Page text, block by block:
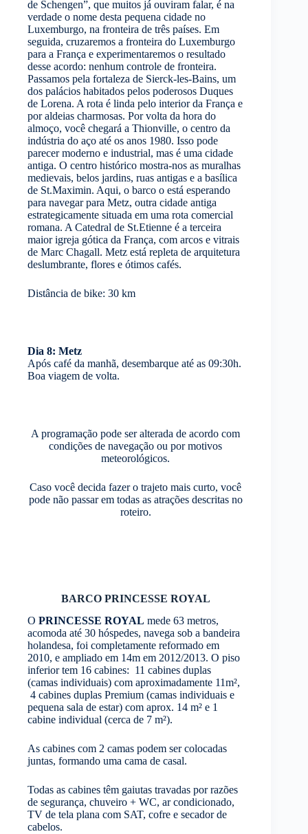
de Schengen”, que muitos já ouviram falar, é na
verdade o nome desta pequena cidade no
Luxemburgo, na fronteira de três países. Em
seguida, cruzaremos a fronteira do Luxemburgo
para a França e experimentaremos o resultado
desse acordo: nenhum controle de fronteira.
Passamos pela fortaleza de Sierck-les-Bains, um
dos palácios habitados pelos poderosos Duques
de Lorena. A rota é linda pelo interior da França e
por aldeias charmosas. Por volta da hora do
almoço, você chegará a Thionville, o centro da
indústria do aço até os anos 1980. Isso pode
parecer moderno e industrial, mas é uma cidade
antiga. O centro histórico mostra-nos as muralhas
medievais, belos jardins, ruas antigas e a basílica
de St.Maximin. Aqui, o barco o está esperando
para navegar para Metz, outra cidade antiga
estrategicamente situada em uma rota comercial
romana. A Catedral de St.Etienne é a terceira
maior igreja gótica da França, com arcos e vitrais
de Marc Chagall. Metz está repleta de arquitetura
deslumbrante, flores e ótimos cafés.
Distância de bike: 30 km
Dia 8: Metz
Após café da manhã, desembarque até as 09:30h.
Boa viagem de volta.
A programação pode ser alterada de acordo com
condições de navegação ou por motivos
meteorológicos.
Caso você decida fazer o trajeto mais curto, você
pode não passar em todas as atrações descritas no
roteiro.
BARCO PRINCESSE ROYAL
O PRINCESSE ROYAL mede 63 metros,
acomoda até 30 hóspedes, navega sob a bandeira
holandesa, foi completamente reformado em
2010, e ampliado em 14m em 2012/2013. O piso
inferior tem 16 cabines: 11 cabines duplas
(camas individuais) com aproximadamente 11m²,
4 cabines duplas Premium (camas individuais e
pequena sala de estar) com aprox. 14 m² e 1
cabine individual (cerca de 7 m²).
As cabines com 2 camas podem ser colocadas
juntas, formando uma cama de casal.
Todas as cabines têm gaiutas travadas por razões
de segurança, chuveiro + WC, ar condicionado,
TV de tela plana com SAT, cofre e secador de
cabelos.